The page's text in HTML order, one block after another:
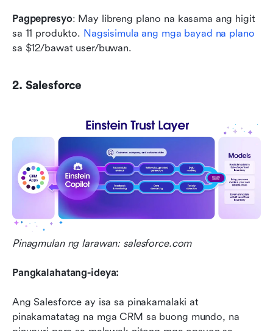
Pagpepresyo: May libreng plano na kasama ang higit
sa 11 produkto. Nagsisimula ang mga bayad na plano
sa $12/bawat user/buwan.
2. Salesforce
Pinagmulan ng larawan: salesforce.com
Pangkalahatang-ideya:
Ang Salesforce ay isa sa pinakamalaki at
pinakamatatag na mga CRM sa buong mundo, na